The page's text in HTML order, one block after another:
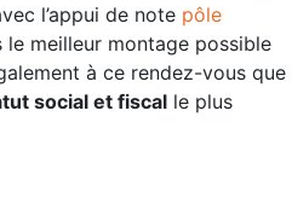
l’appui de note pôle
le meilleur montage possible
à ce rendez-vous que
social et fiscal le plus